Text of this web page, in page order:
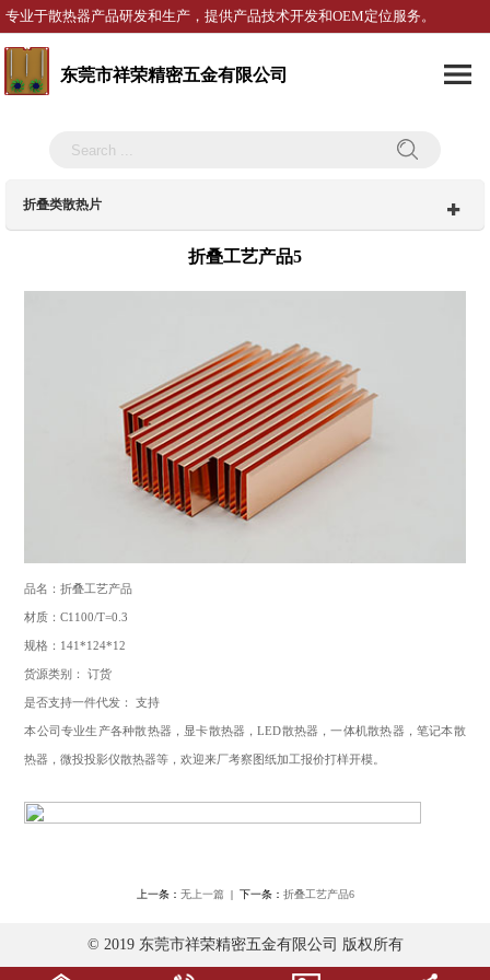
专业于散热器产品研发和生产，提供产品技术开发和OEM定位服务。
东莞市祥荣精密五金有限公司
折叠类散热片
折叠工艺产品5
品名：折叠工艺产品
材质：C1100/T=0.3
规格：141*124*12
货源类别： 订货
是否支持一件代发： 支持
本公司专业生产各种散热器，显卡散热器，LED散热器，一体机散热器，笔记本散
热器，微投投影仪散热器等，欢迎来厂考察图纸加工报价打样开模。
上一条： 无上一篇 | 下一条： 折叠工艺产品6
© 2019 东莞市祥荣精密五金有限公司 版权所有